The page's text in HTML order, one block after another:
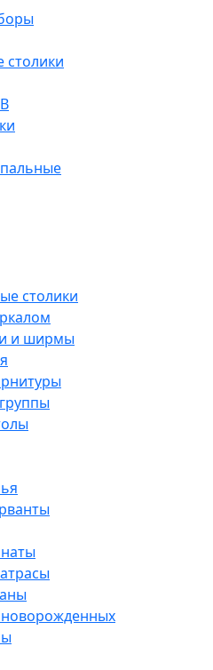
столики
и ширмы